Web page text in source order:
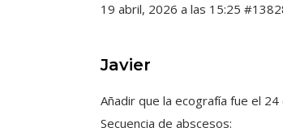
19 abril, 2026 a las 15:25
Javier
Añadir que la ecografía fue el
Secuencia de abscesos: